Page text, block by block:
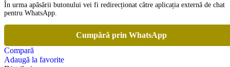
În urma apăsării butonului vei fi redirecționat către aplicația externă de chat
pentru WhatsApp.
Cumpără prin WhatsApp
Compară
Adaugă la favorite